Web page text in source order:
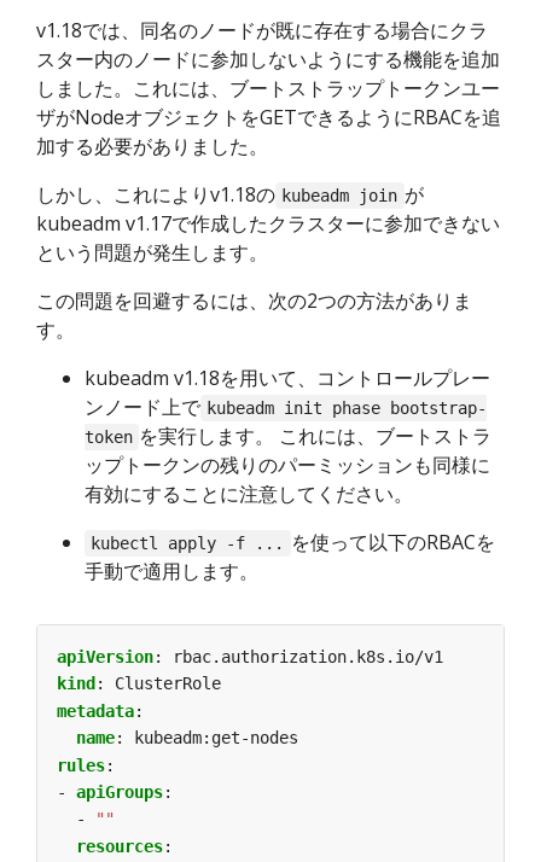
v1.18では、同名のノードが既に存在する場合にクラ
スター内のノードに参加しないようにする機能を追加
しました。これには、ブートストラップトークンユー
ザがNodeオブジェクトをGETできるようにRBACを追
加する必要がありました。
しかし、これによりv1.18の kubeadm join が
kubeadm v1.17で作成したクラスターに参加できない
という問題が発生します。
この問題を回避するには、次の2つの方法がありま
す。
kubeadm v1.18を用いて、コントロールプレー
ンノード上で kubeadm init phase bootstrap-
token を実行します。 これには、ブートストラ
ップトークンの残りのパーミッションも同様に
有効にすることに注意してください。
kubectl apply -f ...
を使って以下のRBACを
手動で適用します。
apiVersion:
rbac.authorization.k8s.io/v1
kind :
ClusterRole
metadata:
name:
kubeadm:get-nodes
rules:
- apiGroups:
-
""
resources: